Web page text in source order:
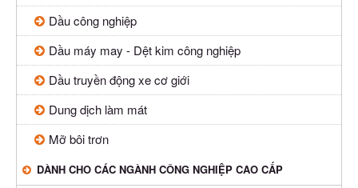
Dầu công nghiệp
Dầu máy may - Dệt kim công nghiệp
Dầu truyền động xe cơ giới
Dung dịch làm mát
Mỡ bôi trơn
DÀNH CHO CÁC NGÀNH CÔNG NGHIỆP CAO CẤP